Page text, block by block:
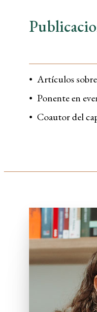
Artículos sobre
Ponente en
Coautor del